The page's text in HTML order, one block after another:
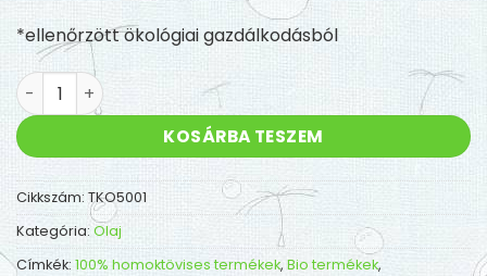
*ellenőrzött ökológiai gazdálkodásból
Bio homoktövis magolaj 50ml - mennyiség
KOSÁRBA TESZEM
Cikkszám: TKO5001
Kategória: Olaj
Címkék: 100% homoktövises termékek, Bio termékek,